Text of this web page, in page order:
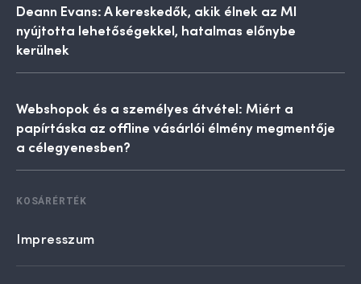
Deann Evans: A kereskedők, akik élnek az MI
nyújtotta lehetőségekkel, hatalmas előnybe
kerülnek
Webshopok és a személyes átvétel: Miért a
papírtáska az offline vásárlói élmény megmentője
a célegyenesben?
KOSÁRÉRTÉK
Impresszum